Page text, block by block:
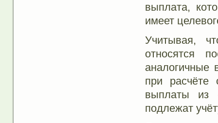
выплата,
имеет
Учитывая,
относятся
аналогичные
при расчёте
выплаты из
подлежат